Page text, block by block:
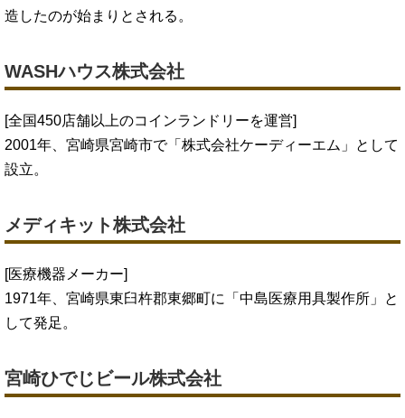
造したのが始まりとされる。
WASHハウス株式会社
[全国450店舗以上のコインランドリーを運営]
2001年、宮崎県宮崎市で「株式会社ケーディーエム」として
設立。
メディキット株式会社
[医療機器メーカー]
1971年、宮崎県東臼杵郡東郷町に「中島医療用具製作所」と
して発足。
宮崎ひでじビール株式会社